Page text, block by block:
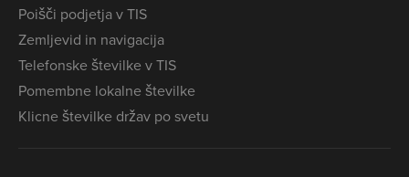
Poišči podjetja v TIS
Zemljevid in navigacija
Telefonske številke v TIS
Pomembne lokalne številke
Klicne številke držav po svetu